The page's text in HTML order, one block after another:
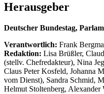
Herausgeber
Deutscher Bundestag,
Verantwortlich: Frank
Redaktion: Lisa Brüßler,
(stellv. Chefredakteur), Nina
Claus Peter Kosfeld, Johanna
vom Dienst), Sandra Schmid,
Helmut Stoltenberg, Alexander